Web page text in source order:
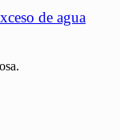
de agua